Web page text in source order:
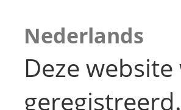
Nederlands
Deze